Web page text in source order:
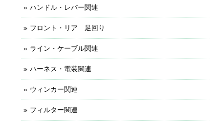
ハンドル・レバー関連
フロント・リア 足回り
ライン・ケーブル関連
ハーネス・電装関連
ウィンカー関連
フィルター関連